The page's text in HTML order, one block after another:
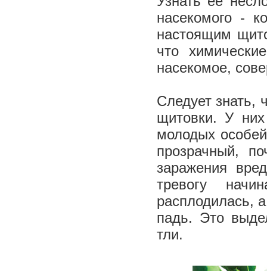
насекомого -
настоящим
что
насекомое,
Следует знать,
щитовки. У
молодых
прозрачный,
заражения
тревогу
расплодилась,
падь. Это
тли.